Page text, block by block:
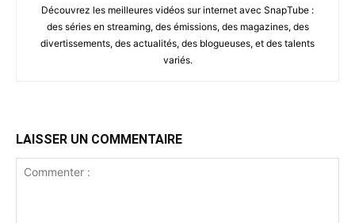
Découvrez les meilleures vidéos sur internet avec SnapTube :
des séries en streaming, des émissions, des magazines, des
divertissements, des actualités, des blogueuses, et des talents
variés.
LAISSER UN COMMENTAIRE